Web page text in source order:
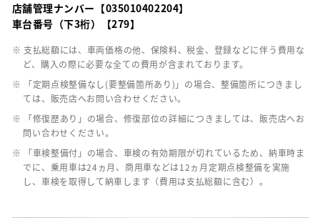
店舗管理ナンバー【035010402204】
車台番号（下3桁）【279】
※ 支払総額には、車両価格の他、保険料、税金、登録などに伴う費用な
ど、購入の際に必要な全ての費用が含まれております。
※ 「定期点検整備なし(要整備箇所あり)」の場合、整備箇所につきまし
ては、販売店へお問い合わせください。
※ 「修復歴あり」の場合、修復部位の詳細につきましては、販売店へお
問い合わせください。
※ 「車検整備付」の場合、車検の有効期限が切れているため、納車時ま
でに、乗用車は24ヵ月、商用車などは12ヵ月定期点検整備を実施
し、車検を取得して納車します（費用は支払総額に含む）。